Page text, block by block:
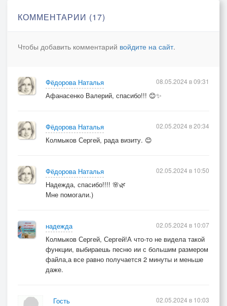
И мы с тобой как те же мудрецы.
О прошлом думаем теперь устало.
Припев:
Всё исчезает мыльным пузырём...
Как рады мы, когда тепло находим...
КОММЕНТАРИИ (17)
Чтобы добавить комментарий войдите на сайт.
Фёдорова Наталья
Афанасенко Валерий, спасибо!!! 😊✨
08.05.2024 в 09:31
Фёдорова Наталья
Колмыков Сергей, рада визиту. 😊
02.05.2024 в 20:34
Фёдорова Наталья
Надежда, спасибо!!!! 🌸🌿
Мне помогали.)
02.05.2024 в 10:50
надежда
Колмыков Сергей, Сергей!А что-то не видела такой
функции, выбираешь песню ии с большим размером
файла,а все равно получается 2 минуты и меньше
даже.
02.05.2024 в 10:07
Гость
02.05.2024 в 10:03